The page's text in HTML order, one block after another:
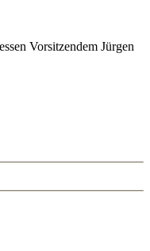
Vorsitzendem Jürgen